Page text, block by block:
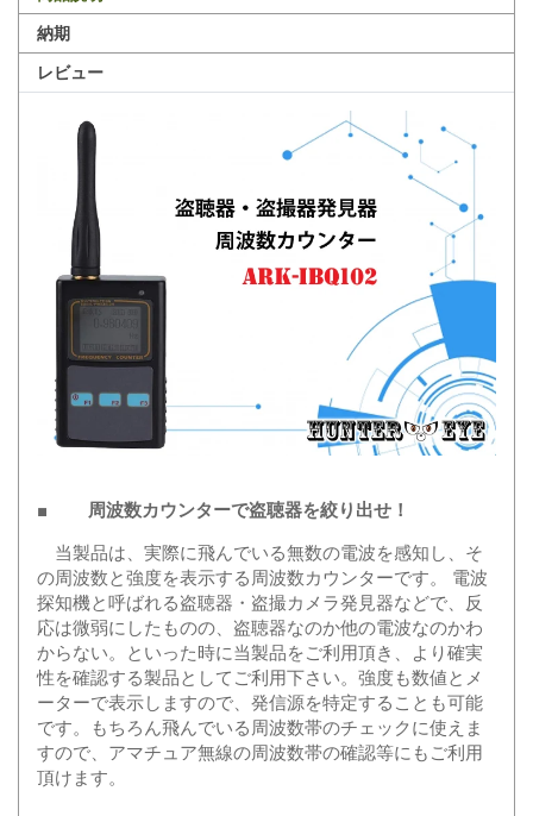
納期
レビュー
■ 周波数カウンターで盗聴器を絞り出せ！
当製品は、実際に飛んでいる無数の電波を感知し、そ
の周波数と強度を表示する周波数カウンターです。 電波
探知機と呼ばれる盗聴器・盗撮カメラ発見器などで、反
応は微弱にしたものの、盗聴器なのか他の電波なのかわ
からない。といった時に当製品をご利用頂き、より確実
性を確認する製品としてご利用下さい。強度も数値とメ
ーターで表示しますので、発信源を特定することも可能
です。もちろん飛んでいる周波数帯のチェックに使えま
すので、アマチュア無線の周波数帯の確認等にもご利用
頂けます。